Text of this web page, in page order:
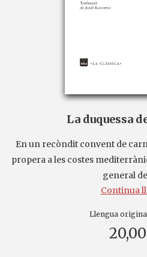
La duquessa
En un recòndit convent de
propera a les costes
general
Continua
Llengua